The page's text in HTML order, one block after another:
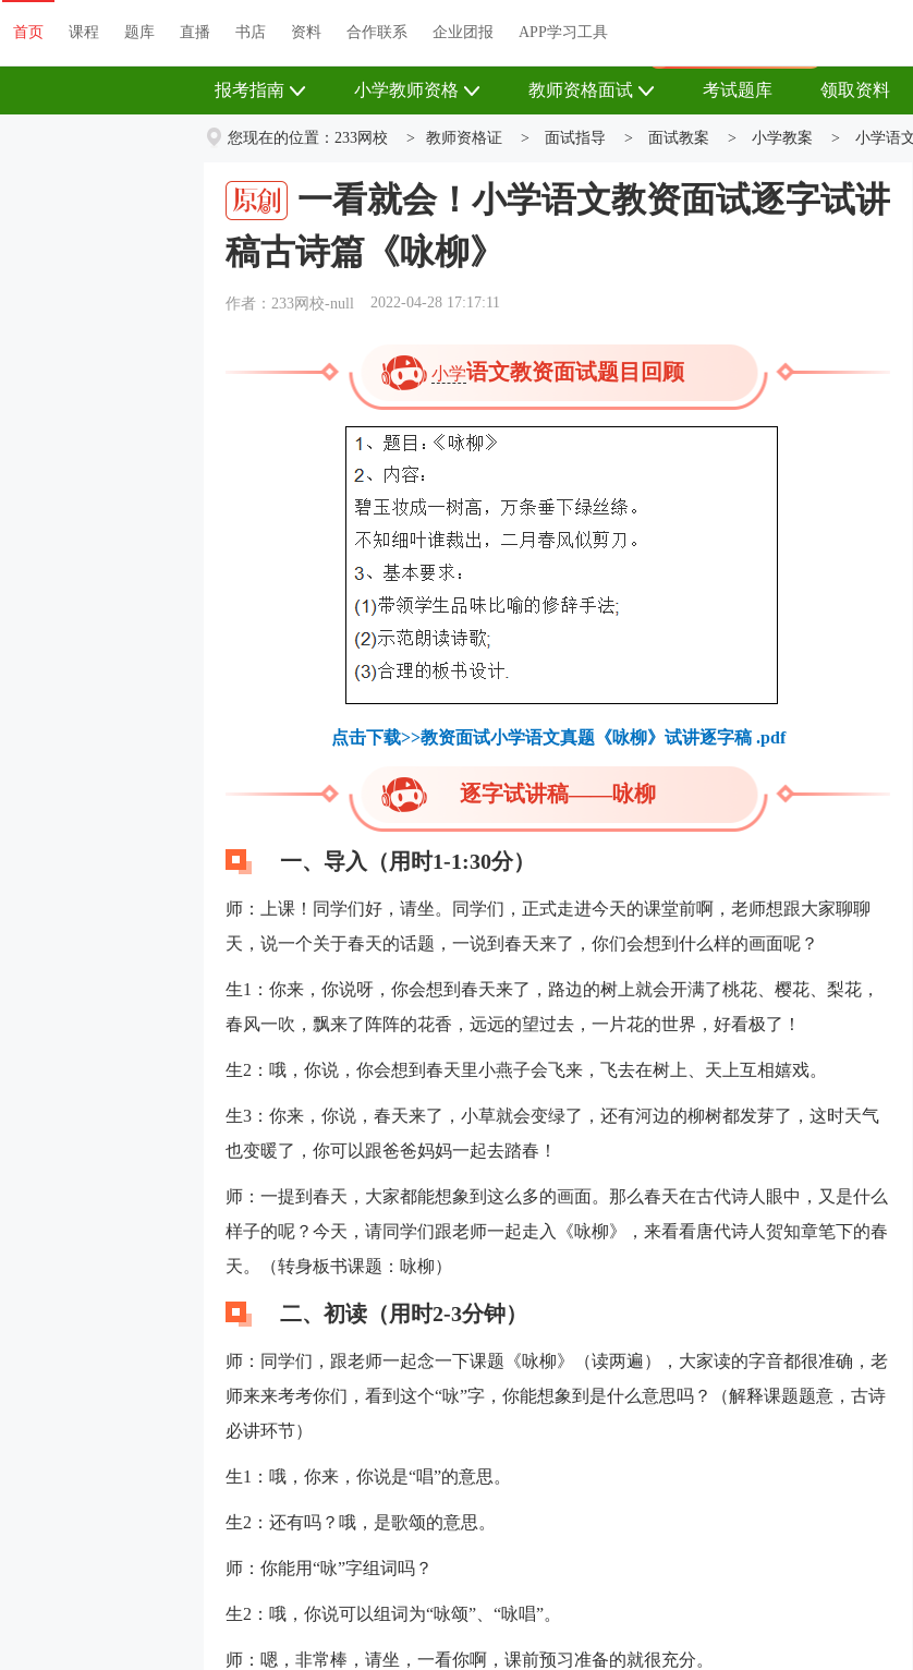
首页 课程 题库 直播 书店 资料 关于我们 帮助中心
首页 课程 题库 直播 书店 资料 合作联系 企业团报 APP学习工具
报考指南 小学教师资格 教师资格面试 考试题库 领取资料
您现在的位置： 233网校 > 教师资格证 > 面试指导 > 面试教案 > 小学教案 > 小学语
一看就会！小学语文教资面试逐字试讲
稿古诗篇《咏柳》
作者：233网校-null 2022-04-28 17:17:11
小学语文教资面试题目回顾
点击下载>>教资面试小学语文真题《咏柳》试讲逐字稿 .pdf
逐字试讲稿——咏柳
一、导入（用时1-1:30分）
师：上课！同学们好，请坐。同学们，正式走进今天的课堂前啊，老师想跟大家聊聊
天，说一个关于春天的话题，一说到春天来了，你们会想到什么样的画面呢？
生1：你来，你说呀，你会想到春天来了，路边的树上就会开满了桃花、樱花、梨花，
春风一吹，飘来了阵阵的花香，远远的望过去，一片花的世界，好看极了！
生2：哦，你说，你会想到春天里小燕子会飞来，飞去在树上、天上互相嬉戏。
生3：你来，你说，春天来了，小草就会变绿了，还有河边的柳树都发芽了，这时天气
也变暖了，你可以跟爸爸妈妈一起去踏春！
师：一提到春天，大家都能想象到这么多的画面。那么春天在古代诗人眼中，又是什么
样子的呢？今天，请同学们跟老师一起走入《咏柳》，来看看唐代诗人贺知章笔下的春
天。（转身板书课题：咏柳）
二、初读（用时2-3分钟）
师：同学们，跟老师一起念一下课题《咏柳》（读两遍），大家读的字音都很准确，老
师来来考考你们，看到这个“咏”字，你能想象到是什么意思吗？（解释课题题意，古诗
必讲环节）
生1：哦，你来，你说是“唱”的意思。
生2：还有吗？哦，是歌颂的意思。
师：你能用“咏”字组词吗？
生2：哦，你说可以组词为“咏颂”、“咏唱”。
师：嗯，非常棒，请坐，一看你啊，课前预习准备的就很充分。